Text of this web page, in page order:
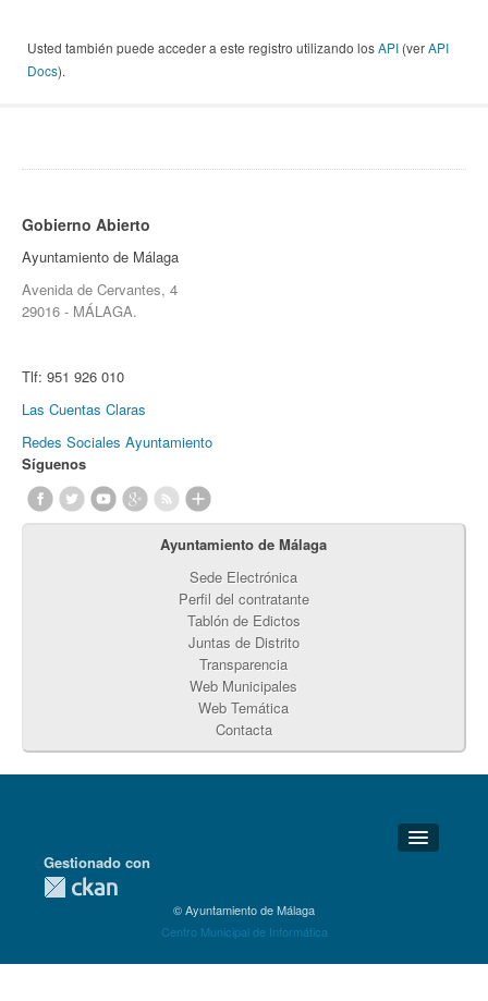
Usted también puede acceder a este registro utilizando losAPI (verAPI
Docs).
Gobierno Abierto
Ayuntamiento de Málaga
Avenida de Cervantes, 4
29016 - MÁLAGA.
Tlf: 951 926 010
Las Cuentas Claras
Redes Sociales Ayuntamiento
Síguenos
Ayuntamiento de Málaga
Sede Electrónica
Perfil del contratante
Tablón de Edictos
Juntas de Distrito
Transparencia
Web Municipales
Web Temática
Contacta
Detalles Técnicos
Gestionado con
© Ayuntamiento de Málaga
Centro Municipal de Informática